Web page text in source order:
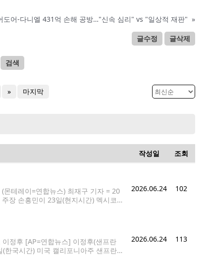
도어-다니엘 431억 손해 공방…"신속 심리" vs "일상적 재판" »
글수정 글삭제
검색
» 마지막
작성일 조회
테레이=연합뉴스) 최재구 기자 = 20
장 손흥민이 23일(현지시간) 멕시코
2026.06.24 102
정후 [AP=연합뉴스] 이정후(샌프란
한국시간) 미국 캘리포니아주 샌프란
2026.06.24 113